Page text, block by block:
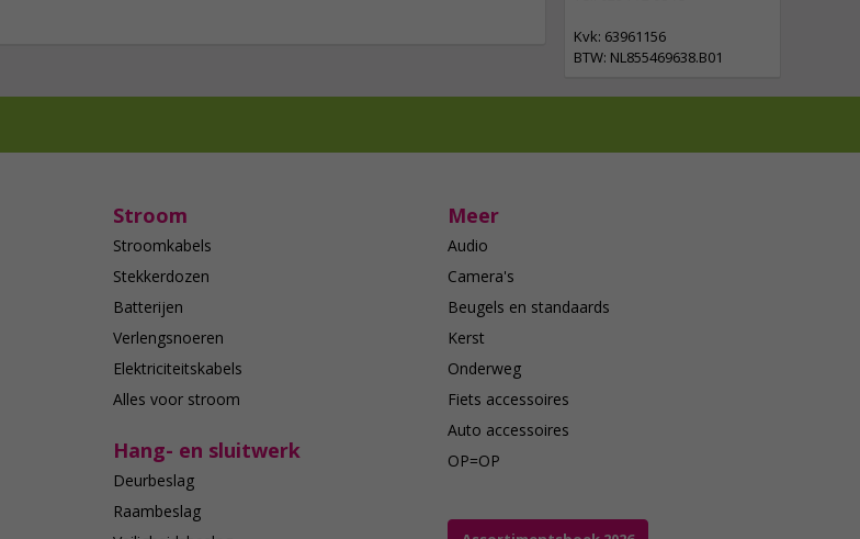
Kvk: 63961156
BTW: NL855469638.B01
Stroom
Stroomkabels
Stekkerdozen
Batterijen
Verlengsnoeren
Elektriciteitskabels
Alles voor stroom
Hang- en sluitwerk
Deurbeslag
Raambeslag
Meer
Audio
Camera's
Beugels en standaards
Kerst
Onderweg
Fiets accessoires
Auto accessoires
OP=OP